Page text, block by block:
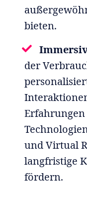
bieten.
der
und Virtual
langfristige
fördern.